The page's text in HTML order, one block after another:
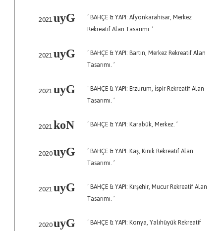
2021uyG
‘ BAHÇE & YAPI: Afyonkarahisar, Merkez
Rekreatif Alan Tasarımı. ’
2021uyG
‘ BAHÇE & YAPI: Bartın, Merkez Rekreatif Alan
Tasarımı. ’
2021uyG
‘ BAHÇE & YAPI: Erzurum, İspir Rekreatif Alan
Tasarımı. ’
2021koN ‘ BAHÇE & YAPI: Karabük, Merkez. ’
2020uyG
‘ BAHÇE & YAPI: Kaş, Kınık Rekreatif Alan
Tasarımı. ’
2021uyG
‘ BAHÇE & YAPI: Kırşehir, Mucur Rekreatif Alan
Tasarımı. ’
2020uyG
‘ BAHÇE & YAPI: Konya, Yalıhüyük Rekreatif